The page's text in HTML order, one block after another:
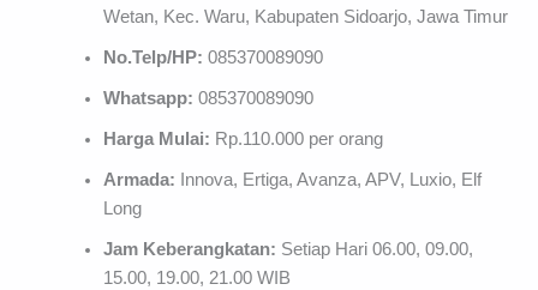
Wetan, Kec. Waru, Kabupaten Sidoarjo, Jawa Timur
No.Telp/HP: 085370089090
Whatsapp: 085370089090
Harga Mulai: Rp.110.000 per orang
Armada: Innova, Ertiga, Avanza, APV, Luxio, Elf
Long
Jam Keberangkatan: Setiap Hari 06.00, 09.00,
15.00, 19.00, 21.00 WIB